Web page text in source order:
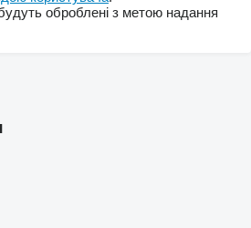
оброблені з метою надання